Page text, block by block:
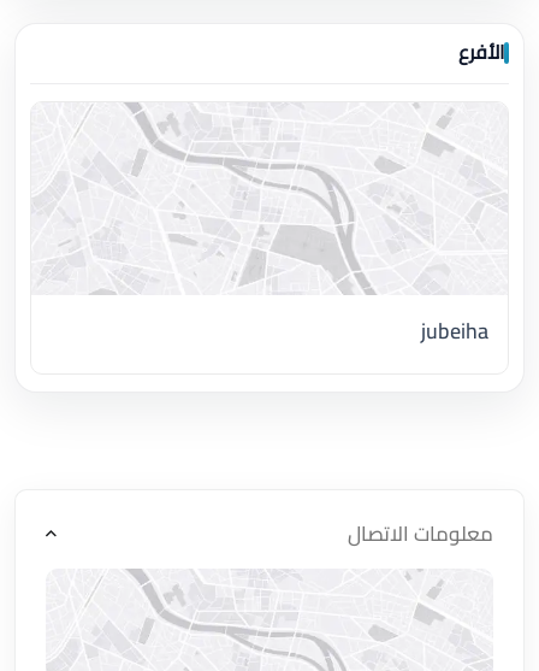
الأفرع
jubeiha
معلومات الاتصال